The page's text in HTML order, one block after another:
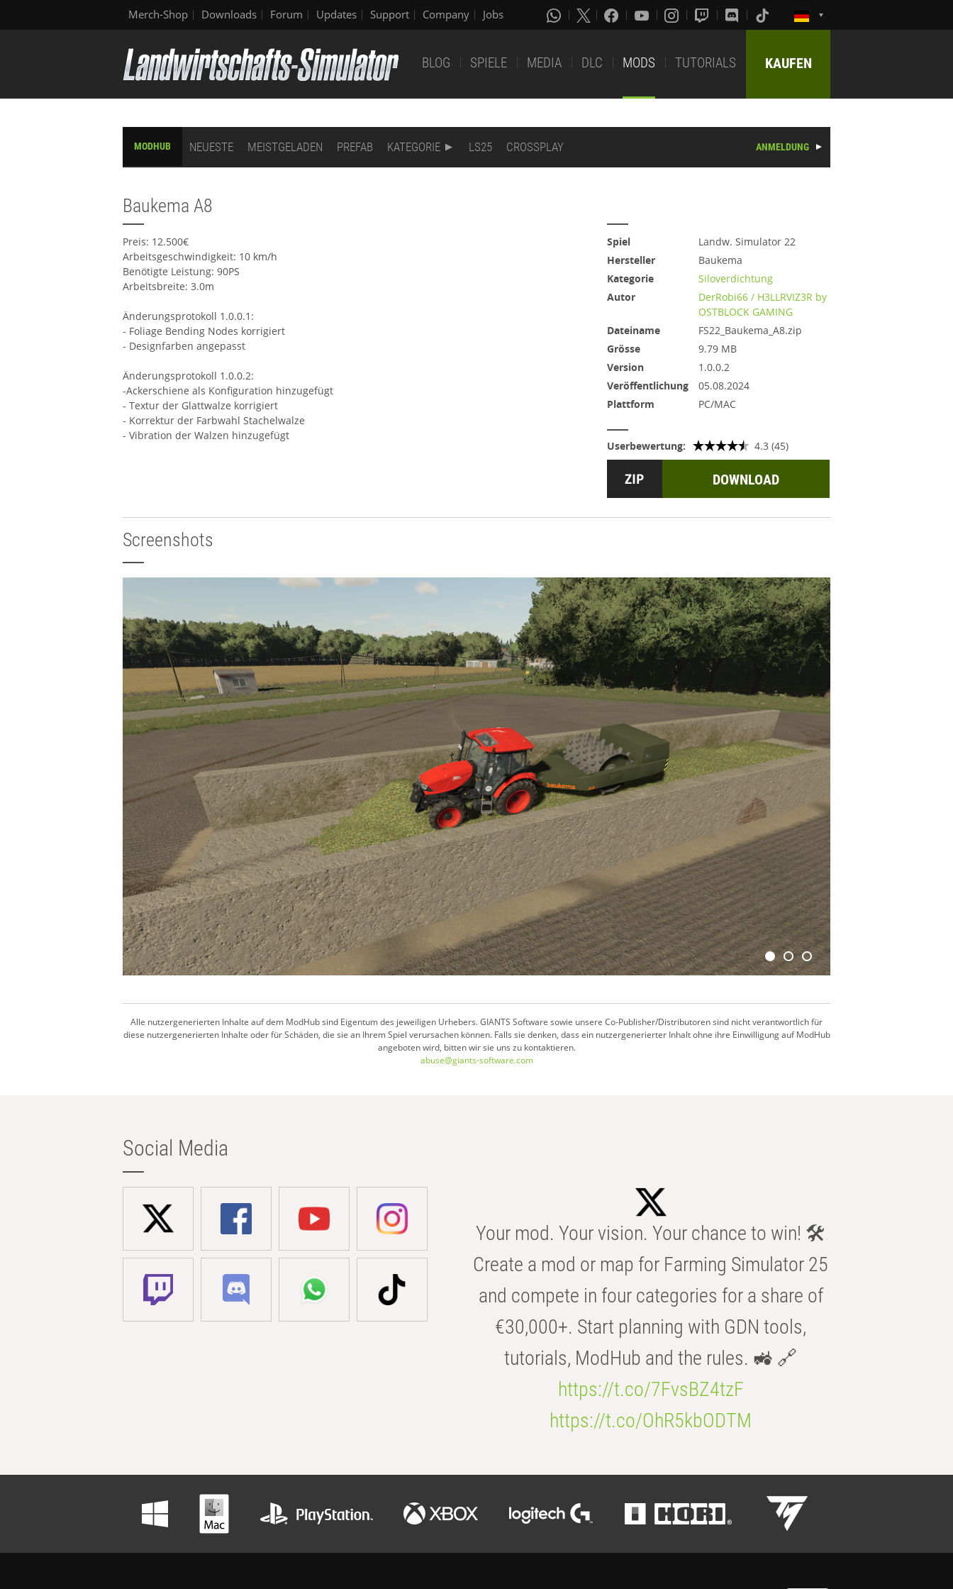
Merch-Shop Downloads Forum Updates Support Company Jobs
BLOG SPIELE MEDIA DLC MODS TUTORIALS KAUFEN
MODHUB NEUESTE MEISTGELADEN PREFAB KATEGORIE LS25 CROSSPLAY ANMELDUNG
Baukema A8
Preis: 12.500€
Arbeitsgeschwindigkeit: 10 km/h
Benötigte Leistung: 90PS
Arbeitsbreite: 3.0m
Änderungsprotokoll 1.0.0.1:
- Foliage Bending Nodes korrigiert
- Designfarben angepasst
Änderungsprotokoll 1.0.0.2:
-Ackerschiene als Konfiguration hinzugefügt
- Textur der Glattwalze korrigiert
- Korrektur der Farbwahl Stachelwalze
- Vibration der Walzen hinzugefügt
Spiel
Landw. Simulator 22
Hersteller
Baukema
Kategorie
Siloverdichtung
Autor
DerRobi66 / H3LLRVIZ3R by
OSTBLOCK GAMING
Dateiname
FS22_Baukema_A8.zip
Grösse
9.79 MB
Version
1.0.0.2
Veröffentlichung
05.08.2024
Plattform
PC/MAC
Userbewertung: 4.3 (45)
DOWNLOAD
Screenshots
Alle nutzergenerierten Inhalte auf dem ModHub sind Eigentum des jeweiligen Urhebers. GIANTS Software sowie unsere Co-Publisher/Distributoren sind nicht verantwortlich für
diese nutzergenerierten Inhalte oder für Schäden, die sie an Ihrem Spiel verursachen können. Falls sie denken, dass ein nutzergenerierter Inhalt ohne ihre Einwilligung auf ModHub
angeboten wird, bitten wir sie uns zu kontaktieren.
abuse@giants-software.com
Social Media
Your mod. Your vision. Your chance to win! 🛠️
Create a mod or map for Farming Simulator 25
and compete in four categories for a share of
€30,000+. Start planning with GDN tools,
tutorials, ModHub and the rules. 🚜 🔗
https://t.co/7FvsBZ4tzF
https://t.co/OhR5kbODTM